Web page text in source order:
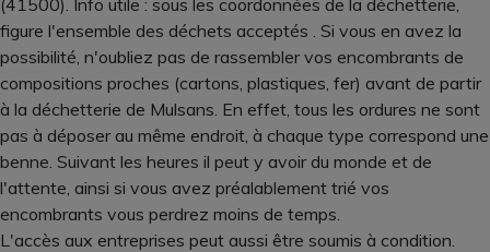
figure l'ensemble des déchets acceptés . Si vous en avez la
possibilité, n'oubliez pas de rassembler vos encombrants de
compositions proches (cartons, plastiques, fer) avant de partir
à la déchetterie de Mulsans. En effet, tous les ordures ne sont
pas à déposer au même endroit, à chaque type correspond une
benne. Suivant les heures il peut y avoir du monde et de
l'attente, ainsi si vous avez préalablement trié vos
encombrants vous perdrez moins de temps.
L'accès aux entreprises peut aussi être soumis à condition.